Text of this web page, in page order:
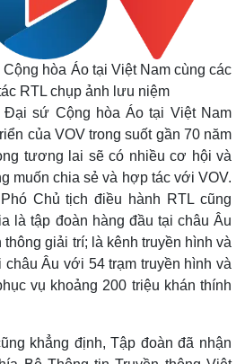
hòa Áo tại Việt Nam cùng các
RTL chụp ảnh lưu niệm
Đại sứ Cộng hòa Áo tại Việt Nam
của VOV trong suốt gần 70 năm
tương lai sẽ có nhiều cơ hội và
muốn chia sẻ và hợp tác với VOV.
Chủ tịch điều hành RTL cũng
là tập đoàn hàng đầu tại châu Âu
giải trí; là kênh truyền hình và
châu Âu với 54 trạm truyền hình và
vụ khoảng 200 triệu khán thính
khẳng định, Tập đoàn đã nhận